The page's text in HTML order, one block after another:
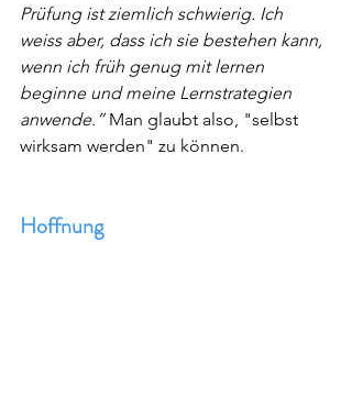
Prüfung ist ziemlich schwierig. Ich
weiss aber, dass ich sie bestehen kann,
wenn ich früh genug mit lernen
beginne und meine Lernstrategien
anwende.” Man glaubt also, "selbst
wirksam werden" zu können.
Hoffnung